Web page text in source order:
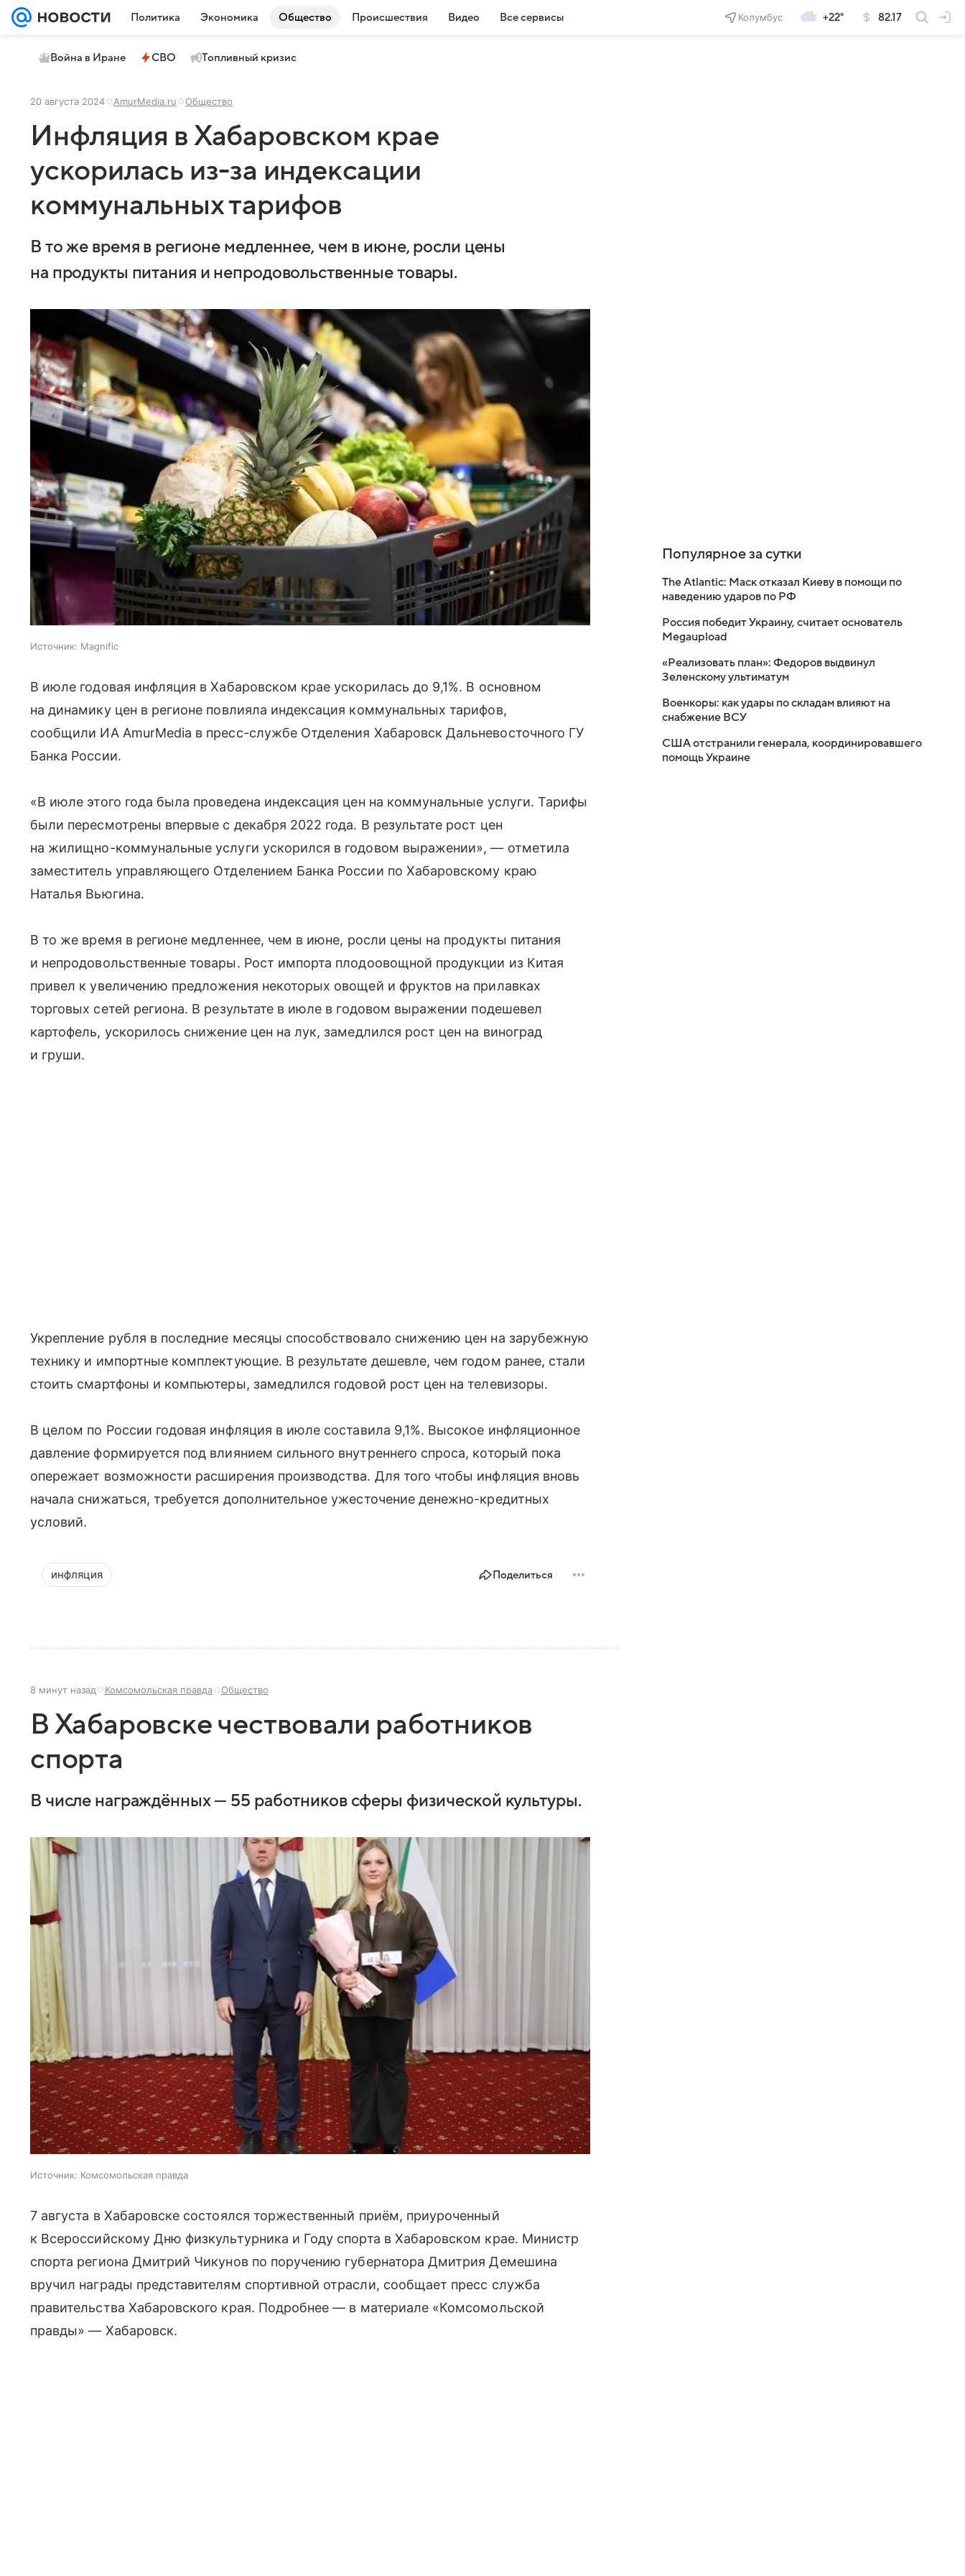
Политика Экономика Общество Происшествия Видео Все сервисы Колумбус +22° 82.17
Война в Иране СВО Топливный кризис
20 августа 2024 AmurMedia.ru Общество
Инфляция в Хабаровском крае
ускорилась из-за индексации
коммунальных тарифов
В то же время в регионе медленнее, чем в июне, росли цены
на продукты питания и непродовольственные товары.
Источник: Magnific
В июле годовая инфляция в Хабаровском крае ускорилась до 9,1%. В основном
на динамику цен в регионе повлияла индексация коммунальных тарифов,
сообщили ИА AmurMedia в пресс-службе Отделения Хабаровск Дальневосточного ГУ
Банка России.
«В июле этого года была проведена индексация цен на коммунальные услуги. Тарифы
были пересмотрены впервые с декабря 2022 года. В результате рост цен
на жилищно-коммунальные услуги ускорился в годовом выражении», — отметила
заместитель управляющего Отделением Банка России по Хабаровскому краю
Наталья Вьюгина.
В то же время в регионе медленнее, чем в июне, росли цены на продукты питания
и непродовольственные товары. Рост импорта плодоовощной продукции из Китая
привел к увеличению предложения некоторых овощей и фруктов на прилавках
торговых сетей региона. В результате в июле в годовом выражении подешевел
картофель, ускорилось снижение цен на лук, замедлился рост цен на виноград
и груши.
Укрепление рубля в последние месяцы способствовало снижению цен на зарубежную
технику и импортные комплектующие. В результате дешевле, чем годом ранее, стали
стоить смартфоны и компьютеры, замедлился годовой рост цен на телевизоры.
В целом по России годовая инфляция в июле составила 9,1%. Высокое инфляционное
давление формируется под влиянием сильного внутреннего спроса, который пока
опережает возможности расширения производства. Для того чтобы инфляция вновь
начала снижаться, требуется дополнительное ужесточение денежно-кредитных
условий.
инфляция Поделиться
8 минут назад Комсомольская правда Общество
В Хабаровске чествовали работников
спорта
В числе награждённых — 55 работников сферы физической культуры.
Источник: Комсомольская правда
7 августа в Хабаровске состоялся торжественный приём, приуроченный
к Всероссийскому Дню физкультурника и Году спорта в Хабаровском крае. Министр
спорта региона Дмитрий Чикунов по поручению губернатора Дмитрия Демешина
вручил награды представителям спортивной отрасли, сообщает пресс служба
правительства Хабаровского края. Подробнее — в материале «Комсомольской
правды» — Хабаровск.
Популярное за сутки
The Atlantic: Маск отказал Киеву в помощи по
наведению ударов по РФ
Россия победит Украину, считает основатель
Megaupload
«Реализовать план»: Федоров выдвинул
Зеленскому ультиматум
Военкоры: как удары по складам влияют на
снабжение ВСУ
США отстранили генерала, координировавшего
помощь Украине